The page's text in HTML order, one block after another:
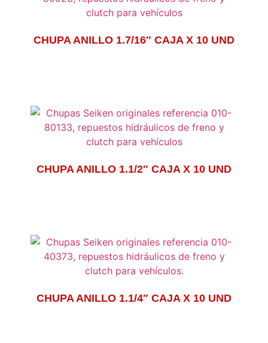
CHUPA ANILLO 1.7/16″ CAJA X 10 UND
CHUPA ANILLO 1.1/2″ CAJA X 10 UND
CHUPA ANILLO 1.1/4″ CAJA X 10 UND